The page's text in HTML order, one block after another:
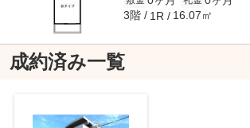
3階 1R 16.07㎡
成約済み一覧